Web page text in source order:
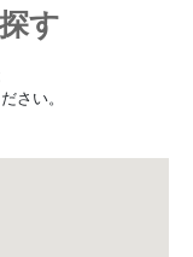
す
さい。